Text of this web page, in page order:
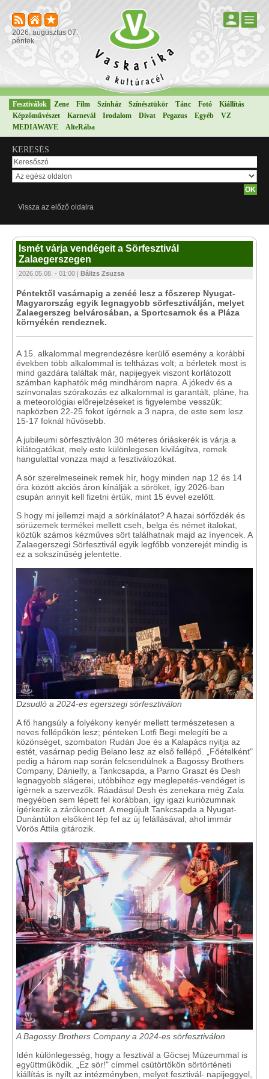
2026. augusztus 07.
péntek
Fesztiválok Zene Film Színház Színésztükör Tánc Fotó
Kiállítás
Képzőművészet
Karnevál Irodalom Divat Pegazus Egyéb
VZ
MEDIAWAVE
AlteRába
KERESÉS
Vissza az előző oldalra
Ismét várja vendégeit a Sörfesztivál
Zalaegerszegen
2026.05.08. - 01:00 | Bálizs Zsuzsa
Péntektől vasárnapig a zenéé lesz a főszerep Nyugat-
Magyarország egyik legnagyobb sörfesztiválján, melyet
Zalaegerszeg belvárosában, a Sportcsarnok és a Pláza
környékén rendeznek.
A 15. alkalommal megrendezésre kerülő esemény a korábbi
években több alkalommal is teltházas volt; a bérletek most is
mind gazdára találtak már, napijegyek viszont korlátozott
számban kaphatók még mindhárom napra. A jókedv és a
színvonalas szórakozás ez alkalommal is garantált, pláne, ha
a meteorológiai előrejelzéseket is figyelembe vesszük:
napközben 22-25 fokot ígérnek a 3 napra, de este sem lesz
15-17 foknál hűvösebb.
A jubileumi sörfesztiválon 30 méteres óriáskerék is várja a
kilátogatókat, mely este különlegesen kivilágítva, remek
hangulattal vonzza majd a fesztiválozókat.
A sör szerelmeseinek remek hír, hogy minden nap 12 és 14
óra között akciós áron kínálják a söröket, így 2026-ban
csupán annyit kell fizetni értük, mint 15 évvel ezelőtt
S hogy mi jellemzi majd a sörkínálatot? A hazai sörfőzdék és
sörüzemek termékei mellett cseh, belga és német italokat,
köztük számos kézműves sört találhatnak majd az ínyencek. A
Zalaegerszegi Sörfesztivál egyik legfőbb vonzerejét mindig is
ez a sokszínűség jelentette.
Dzsudló a 2024-es egerszegi sörfesztiválon
A fő hangsúly a folyékony kenyér mellett természetesen a
neves fellépőkön lesz; pénteken Lotfi Begi melegíti be a
közönséget, szombaton Rudán Joe és a Kalapács nyitja az
estét, vasárnap pedig Belano lesz az első fellépő. „Főételként"
pedig a három nap során felcsendülnek a Bagossy Brothers
Company, Dánielfy, a Tankcsapda, a Parno Graszt és Desh
legnagyobb slágerei, utóbbihoz egy meglepetés-vendéget is
ígérnek a szervezők. Ráadásul Desh és zenekara még Zala
megyében sem lépett fel korábban, így igazi kuriózumnak
ígérkezik a zárókoncert. A megújult Tankcsapda a Nyugat-
Dunántúlon elsőként lép fel az új felállásával, ahol immár
Vörös Attila gitározik.
A Bagossy Brothers Company a 2024-es sörfesztiválon
Idén különlegesség, hogy a fesztivál a Göcsej Múzeummal is
együttműködik. „Ez sör!" címmel csütörtökön sörtörténeti
kiállítás is nyílt az intézményben, melyet fesztivál- napijeggyel,